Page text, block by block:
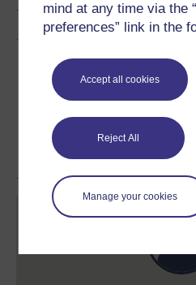
mind at any time via the
preferences” link in the
Accept all cookies
Reject All
Manage your cookies
Поділитися цим
курсом